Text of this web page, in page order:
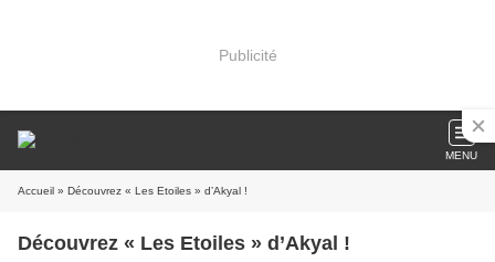
Publicité
MENU
Accueil » Découvrez « Les Etoiles » d’Akyal !
Découvrez « Les Etoiles » d’Akyal !